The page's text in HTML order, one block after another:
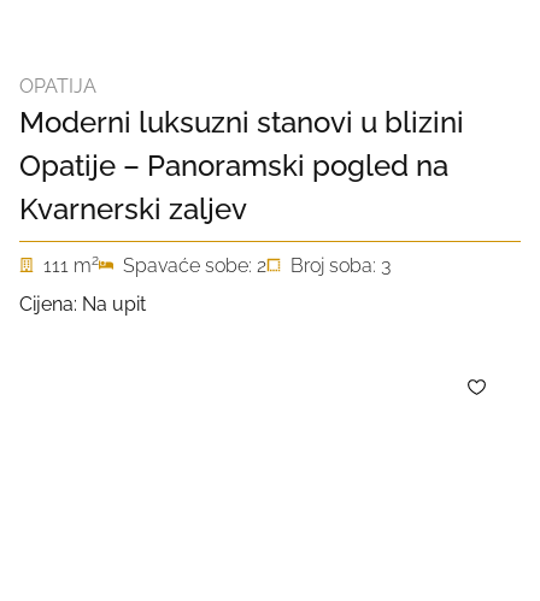
OPATIJA
Moderni luksuzni stanovi u blizini
Opatije – Panoramski pogled na
Kvarnerski zaljev
111 m2 Spavaće sobe: 2
Broj soba: 3
Cijena: Na upit